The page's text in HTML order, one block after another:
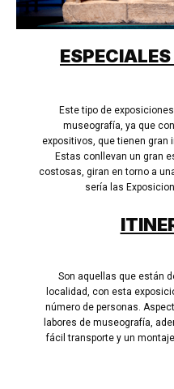
Este tipo de
museografía, ya que
expositivos, que tienen gran
Estas conllevan un gran
costosas, giran en torno a
sería las
Son aquellas que están
localidad, con esta
número de personas.
labores de museografía,
fácil transporte y un